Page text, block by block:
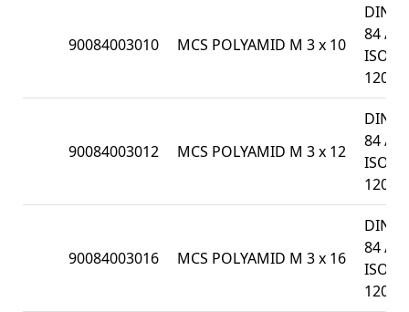
90084003010 MCS POLYAMID M 3 x 10
DIN
84 /
ISO
1207
90084003012 MCS POLYAMID M 3 x 12
DIN
84 /
ISO
1207
90084003016 MCS POLYAMID M 3 x 16
DIN
84 /
ISO
1207